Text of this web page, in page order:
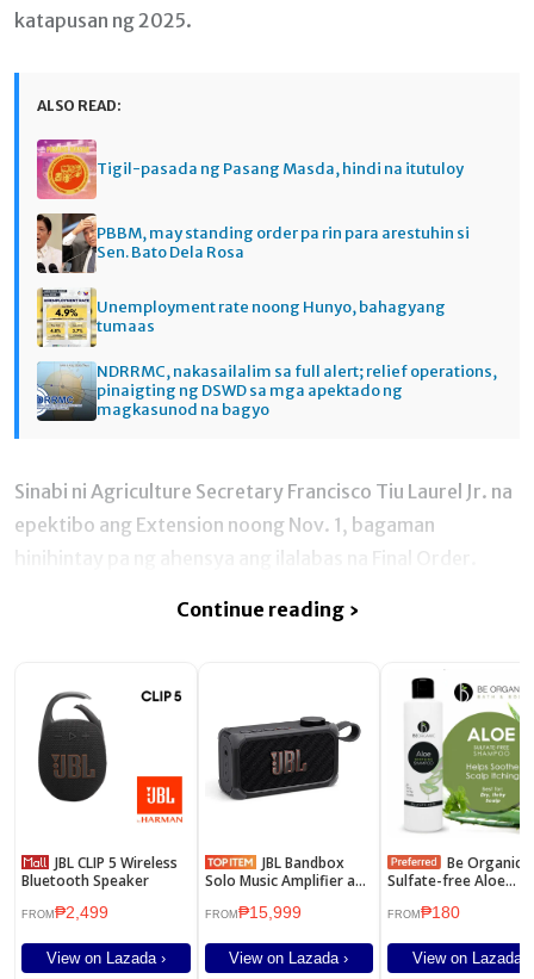
katapusan ng 2025.
ALSO READ:
Tigil-pasada ng Pasang Masda, hindi na itutuloy
PBBM, may standing order pa rin para arestuhin si
Sen. Bato Dela Rosa
Unemployment rate noong Hunyo, bahagyang
tumaas
NDRRMC, nakasailalim sa full alert; relief operations,
pinaigting ng DSWD sa mga apektado ng
magkasunod na bagyo
Sinabi ni Agriculture Secretary Francisco Tiu Laurel Jr. na
epektibo ang Extension noong Nov. 1, bagaman
hinihintay pa ng ahensya ang ilalabas na Final Order.
Continue reading ›
JBL CLIP 5 Wireless
Bluetooth Speaker
FROM ₱2,499
View on Lazada ›
Solo Music Amplifier and
FROM ₱15,999
View on Lazada ›
Be Organic
Sulfate-free Aloe
FROM₱180
View on Lazada ›